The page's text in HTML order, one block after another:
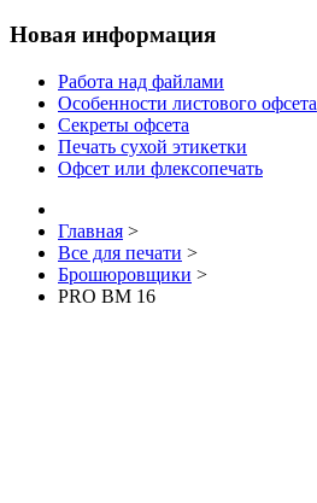
Новая информация
Работа над файлами
Особенности листового офсета
Секреты офсета
Печать сухой этикетки
Офсет или флексопечать
Главная >
Все для печати >
Брошюровщики >
PRO BM 16